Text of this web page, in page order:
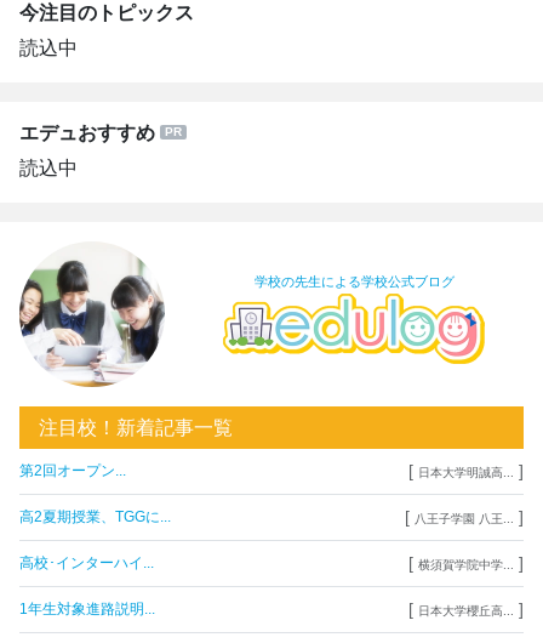
今注目のトピックス
読込中
エデュおすすめ
読込中
学校の先生による学校公式ブログ
注目校！新着記事一覧
第2回オープン... [ 日本大学明誠高... ]
高2夏期授業、TGGに... [ 八王子学園 八王... ]
高校･インターハイ... [ 横須賀学院中学... ]
1年生対象進路説明... [ 日本大学櫻丘高... ]